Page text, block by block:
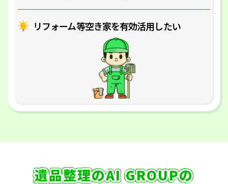
リフォーム等空き家を有効活用したい
遺品整理のAI GROUPの